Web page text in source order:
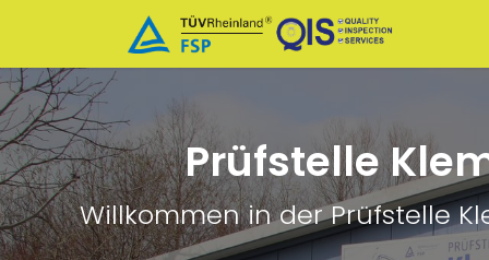
Prüfstelle
Willkommen in der Prüfstelle